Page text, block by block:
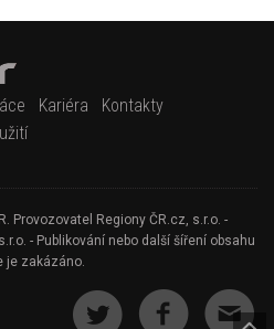
Kariéra
Kontakty
Provozovatel Regiony ČR.cz, s.r.o. -
- Publikování nebo další šíření obsahu
je zakázáno.